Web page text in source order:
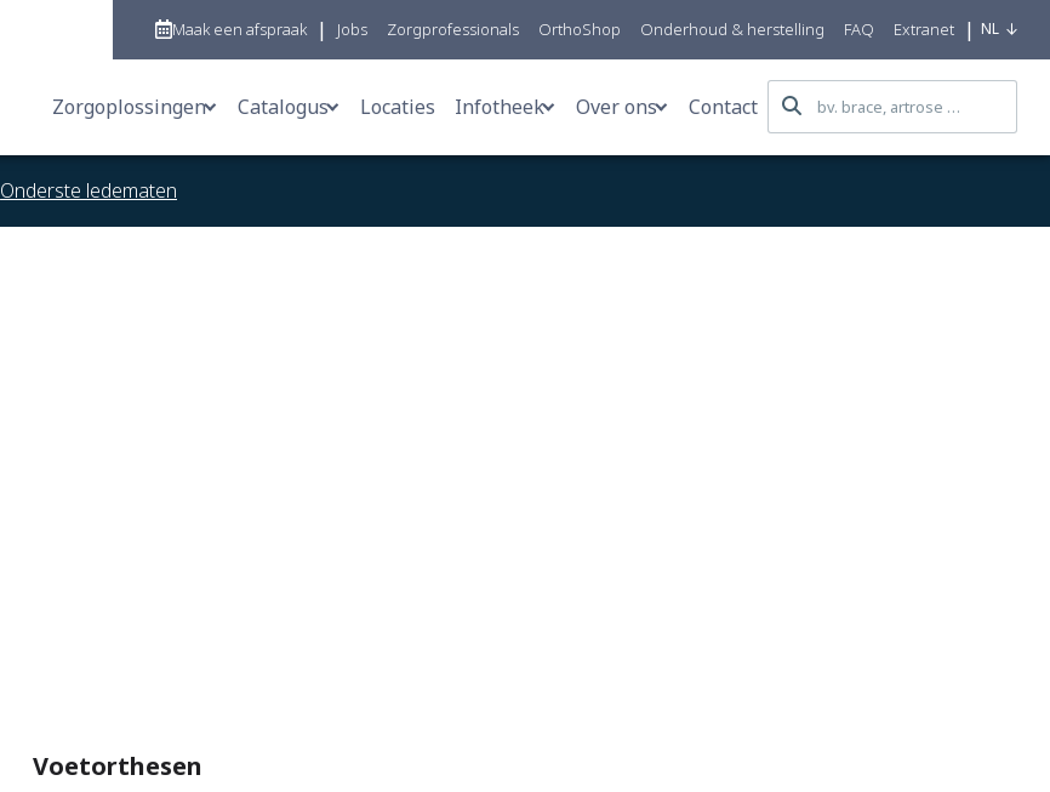
Zorgoplossingen
Orthesen & Bandages
Catalogus Locaties Infotheek Over ons Contact
Maak een afspraak | Jobs Zorgprofessionals OrthoShop Onderhoud & herstelling FAQ Extranet | NL
Onderste ledematen
Voetorthesen